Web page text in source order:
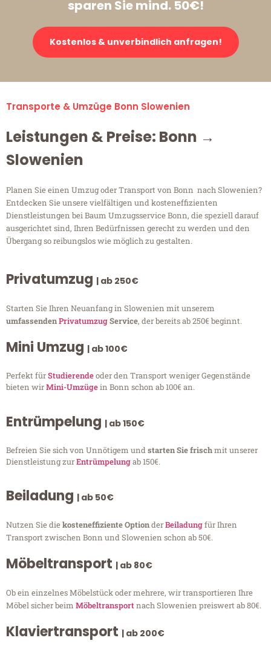
sparen Sie mind. 50€!
Kostenlos & unverbindlich anfragen!
Transporte & Umzüge Bonn Slowenien
Leistungen & Preise: Bonn →
Slowenien
Planen Sie einen Umzug oder Transport von Bonn nach Slowenien?
Entdecken Sie unsere vielfältigen und kosteneffizienten
Dienstleistungen bei Baum Umzugsservice Bonn, die speziell darauf
ausgerichtet sind, Ihren Bedürfnissen gerecht zu werden und den
Übergang so reibungslos wie möglich zu gestalten.
Privatumzug | ab 250€
Starten Sie Ihren Neuanfang in Slowenien mit unserem
umfassendenPrivatumzugService, der bereits ab 250€ beginnt.
Mini Umzug | ab 100€
Perfekt fürStudierendeoder den Transport weniger Gegenstände
bieten wirMini-Umzügein Bonn schon ab 100€ an.
Entrümpelung | ab 150€
Befreien Sie sich von Unnötigem undstarten Sie frischmit unserer
Dienstleistung zurEntrümpelungab 150€.
Beiladung | ab 50€
Nutzen Sie diekosteneffiziente OptionderBeiladungfür Ihren
Transport zwischen Bonn und Slowenien schon ab 50€.
Möbeltransport | ab 80€
Ob ein einzelnes Möbelstück oder mehrere, wir transportieren Ihre
Möbel sicher beim Möbeltransportnach Slowenien preiswert ab 80€.
Klaviertransport | ab 200€